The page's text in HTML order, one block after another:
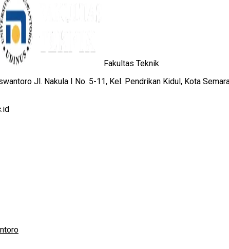
Fakultas Teknik
Jl. Nakula I No. 5-11, Kel. Pendrikan Kidul, Kota